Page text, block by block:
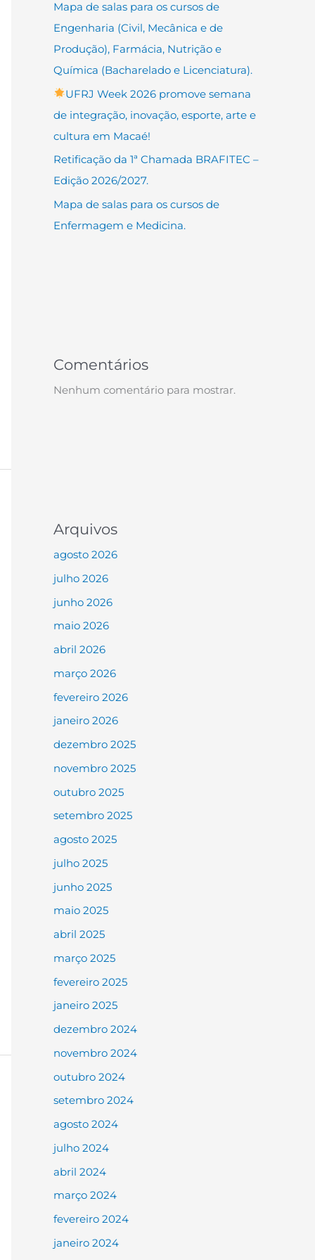
Mapa de salas para os cursos de
Engenharia (Civil, Mecânica e de
Produção), Farmácia, Nutrição e
Química (Bacharelado e Licenciatura).
UFRJ Week 2026 promove semana
de integração, inovação, esporte, arte e
cultura em Macaé!
Retificação da 1ª Chamada BRAFITEC –
Edição 2026/2027.
Mapa de salas para os cursos de
Enfermagem e Medicina.
Comentários
Nenhum comentário para mostrar.
Arquivos
agosto 2026
julho 2026
junho 2026
maio 2026
abril 2026
março 2026
fevereiro 2026
janeiro 2026
dezembro 2025
novembro 2025
outubro 2025
setembro 2025
agosto 2025
julho 2025
junho 2025
maio 2025
abril 2025
março 2025
fevereiro 2025
janeiro 2025
dezembro 2024
novembro 2024
outubro 2024
setembro 2024
agosto 2024
julho 2024
abril 2024
março 2024
fevereiro 2024
janeiro 2024